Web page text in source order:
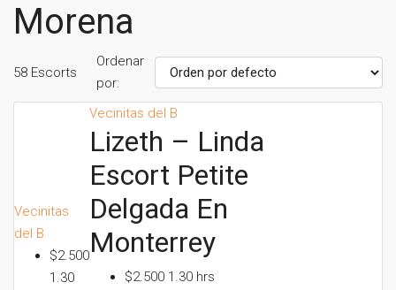
Morena
58 Escorts
Ordenar
por:
Vecinitas
del B
$2.500
1.30
Vecinitas del B
Lizeth – Linda
Escort Petite
Delgada En
Monterrey
$2.500 1.30 hrs